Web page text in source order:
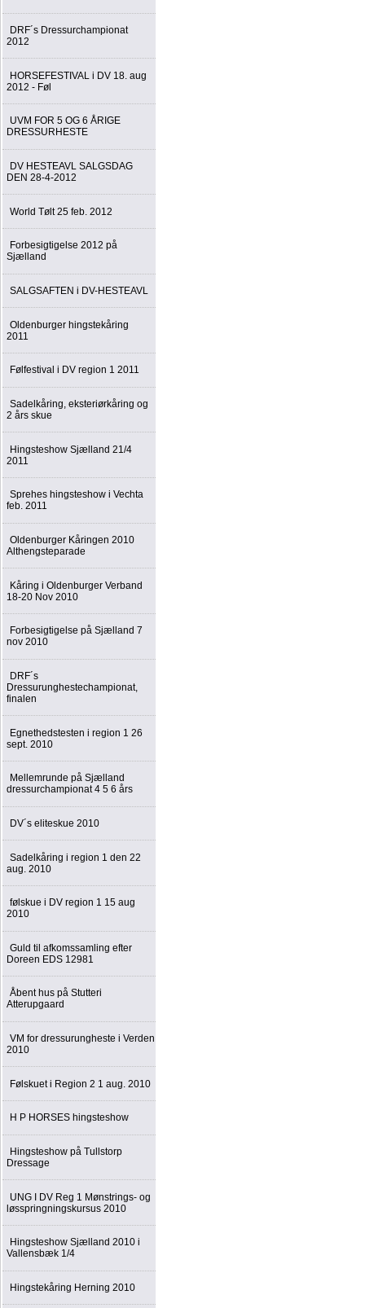
DRF´s Dressurchampionat
2012
HORSEFESTIVAL i DV 18. aug
2012 - Føl
UVM FOR 5 OG 6 ÅRIGE
DRESSURHESTE
DV HESTEAVL SALGSDAG
DEN 28-4-2012
World Tølt 25 feb. 2012
Forbesigtigelse 2012 på
Sjælland
SALGSAFTEN i DV-HESTEAVL
Oldenburger hingstekåring
2011
Følfestival i DV region 1 2011
Sadelkåring, eksteriørkåring og
2 års skue
Hingsteshow Sjælland 21/4
2011
Sprehes hingsteshow i Vechta
feb. 2011
Oldenburger Kåringen 2010
Althengsteparade
Kåring i Oldenburger Verband
18-20 Nov 2010
Forbesigtigelse på Sjælland 7
nov 2010
DRF´s
Dressurunghestechampionat,
finalen
Egnethedstesten i region 1 26
sept. 2010
Mellemrunde på Sjælland
dressurchampionat 4 5 6 års
DV´s eliteskue 2010
Sadelkåring i region 1 den 22
aug. 2010
følskue i DV region 1 15 aug
2010
Guld til afkomssamling efter
Doreen EDS 12981
Åbent hus på Stutteri
Atterupgaard
VM for dressurungheste i Verden
2010
Følskuet i Region 2 1 aug. 2010
H P HORSES hingsteshow
Hingsteshow på Tullstorp
Dressage
UNG I DV Reg 1 Mønstrings- og
løsspringningskursus 2010
Hingsteshow Sjælland 2010 i
Vallensbæk 1/4
Hingstekåring Herning 2010